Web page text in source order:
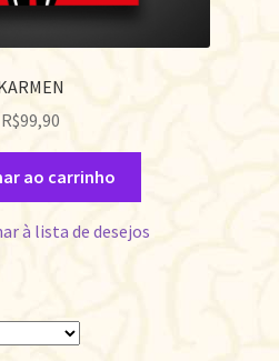
R$99,90
ao carrinho
à lista de desejos